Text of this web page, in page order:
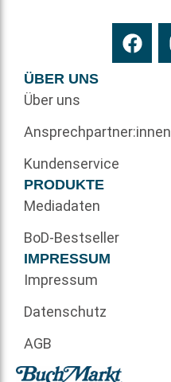
ÜBER UNS
Über uns
Ansprechpartner:innen
Kundenservice
PRODUKTE
Mediadaten
BoD-Bestseller
IMPRESSUM
Impressum
Datenschutz
AGB